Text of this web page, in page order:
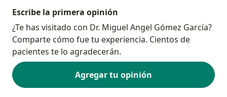
Escribe la primera opinión
¿Te has visitado con Dr. Miguel Angel Gómez García?
Comparte cómo fue tu experiencia. Cientos de
pacientes te lo agradecerán.
Agregar tu opinión